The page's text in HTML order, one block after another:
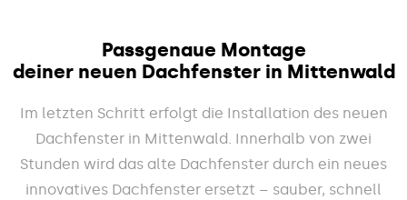
Passgenaue Montage
deiner neuen Dachfenster in Mittenwald
Im letzten Schritt erfolgt die Installation des neuen
Dachfenster in Mittenwald. Innerhalb von zwei
Stunden wird das alte Dachfenster durch ein neues
innovatives Dachfenster ersetzt – sauber, schnell